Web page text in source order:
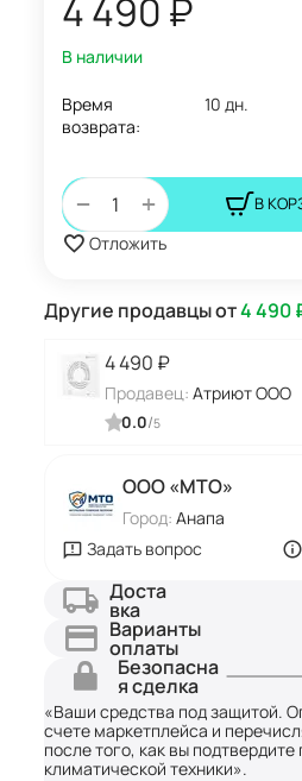
4 490 ₽
В наличии
Время
возврата:
10 дн.
+
− В
Отложить
Другие продавцы от4 490
4 490 ₽
Продавец: Атриют ООО
0.0/5
ООО «МТО»
Город: Анапа
Задать вопрос
Доста
вка
Варианты
оплаты
Безопасна
я сделка
«Ваши средства под защитой.
счете маркетплейса и
после того, как вы
климатической техники».